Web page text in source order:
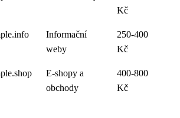
Kč
Informační
weby
250-400
Kč
E-shopy a
obchody
400-800
Kč